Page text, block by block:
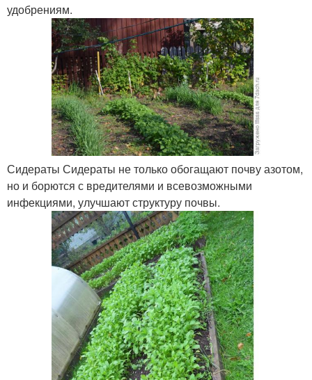
удобрениям.
Сидераты Сидераты не только обогащают почву азотом,
но и борются с вредителями и всевозможными
инфекциями, улучшают структуру почвы.